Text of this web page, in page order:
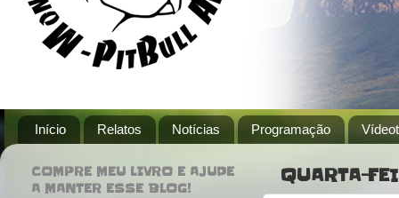
Início Relatos Notícias Programação
QUARTA-
COMPRE MEU LIVRO E AJUDE
A MANTER ESSE BLOG!